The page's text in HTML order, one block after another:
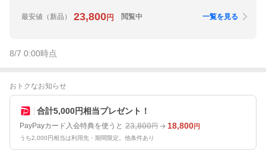
最安値 （新品） 23,800円 閲覧中 一覧を見る
8/7 0:00時点
おトクなお知らせ
合計5,000円相当プレゼント！
PayPayカード入会特典を使うと 23,800円 18,800円
うち2,000円相当は利用先・期間限定。他条件あり